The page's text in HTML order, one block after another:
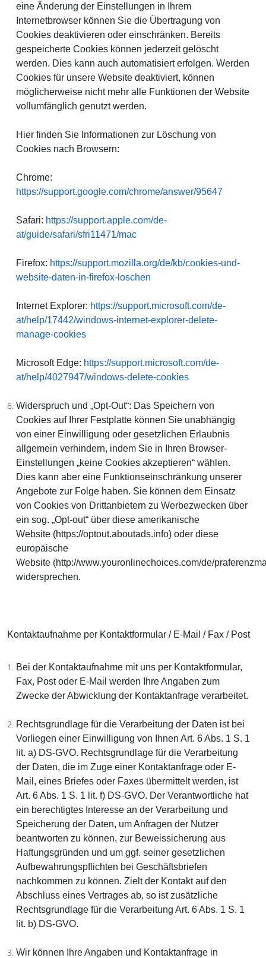
eine Änderung der Einstellungen in Ihrem
Internetbrowser können Sie die Übertragung von
Cookies deaktivieren oder einschränken. Bereits
gespeicherte Cookies können jederzeit gelöscht
werden. Dies kann auch automatisiert erfolgen. Werden
Cookies für unsere Website deaktiviert, können
möglicherweise nicht mehr alle Funktionen der Website
vollumfänglich genutzt werden.
Hier finden Sie Informationen zur Löschung von
Cookies nach Browsern:
Chrome:
https://support.google.com/chrome/answer/95647
Safari: https://support.apple.com/de-
at/guide/safari/sfri11471/mac
Firefox: https://support.mozilla.org/de/kb/cookies-und-
website-daten-in-firefox-loschen
Internet Explorer: https://support.microsoft.com/de-
at/help/17442/windows-internet-explorer-delete-
manage-cookies
Microsoft Edge: https://support.microsoft.com/de-
at/help/4027947/windows-delete-cookies
Widerspruch und „Opt-Out“: Das Speichern von
Cookies auf Ihrer Festplatte können Sie unabhängig
von einer Einwilligung oder gesetzlichen Erlaubnis
allgemein verhindern, indem Sie in Ihren Browser-
Einstellungen „keine Cookies akzeptieren“ wählen.
Dies kann aber eine Funktionseinschränkung unserer
Angebote zur Folge haben. Sie können dem Einsatz
von Cookies von Drittanbietern zu Werbezwecken über
ein sog. „Opt-out“ über diese amerikanische
Website (https://optout.aboutads.info) oder diese
europäische
Website (http://www.youronlinechoices.com/de/
widersprechen.
Kontaktaufnahme per Kontaktformular / E-Mail / Fax / Post
Bei der Kontaktaufnahme mit uns per Kontaktformular,
Fax, Post oder E-Mail werden Ihre Angaben zum
Zwecke der Abwicklung der Kontaktanfrage verarbeitet.
Rechtsgrundlage für die Verarbeitung der Daten ist bei
Vorliegen einer Einwilligung von Ihnen Art. 6 Abs. 1 S. 1
lit. a) DS-GVO. Rechtsgrundlage für die Verarbeitung
der Daten, die im Zuge einer Kontaktanfrage oder E-
Mail, eines Briefes oder Faxes übermittelt werden, ist
Art. 6 Abs. 1 S. 1 lit. f) DS-GVO. Der Verantwortliche hat
ein berechtigtes Interesse an der Verarbeitung und
Speicherung der Daten, um Anfragen der Nutzer
beantworten zu können, zur Beweissicherung aus
Haftungsgründen und um ggf. seiner gesetzlichen
Aufbewahrungspflichten bei Geschäftsbriefen
nachkommen zu können. Zielt der Kontakt auf den
Abschluss eines Vertrages ab, so ist zusätzliche
Rechtsgrundlage für die Verarbeitung Art. 6 Abs. 1 S. 1
lit. b) DS-GVO.
Wir können Ihre Angaben und Kontaktanfrage in